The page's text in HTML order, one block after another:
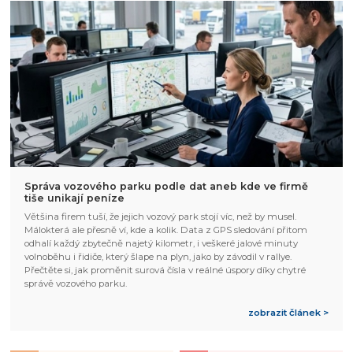
Správa vozového parku podle dat aneb kde ve firmě
tiše unikají peníze
Většina firem tuší, že jejich vozový park stojí víc, než by musel.
Málokterá ale přesně ví, kde a kolik. Data z GPS sledování přitom
odhalí každý zbytečně najetý kilometr, i veškeré jalové minuty
volnoběhu i řidiče, který šlape na plyn, jako by závodil v rallye.
Přečtěte si, jak proměnit surová čísla v reálné úspory díky chytré
správě vozového parku.
zobrazit článek >